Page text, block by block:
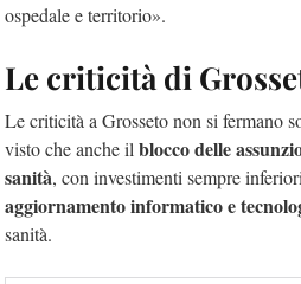
ospedale e territorio».
Le criticità di
Le criticità a Grosseto non si fermano
visto che anche il blocco delle
sanità, con investimenti sempre
aggiornamento informatico e
sanità.